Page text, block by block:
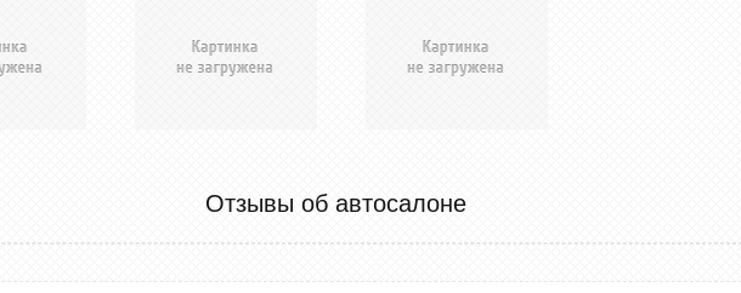
Отзывы об автосалоне